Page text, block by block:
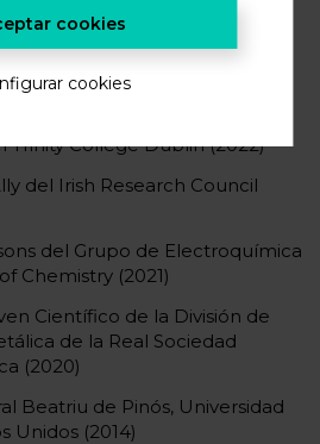
Oral, 44ª
sobre Química de
College Dublin (2022)
del Irish Research Council
del Grupo de Electroquímica
Chemistry (2021)
Científico de la División de
de la Real Sociedad
(2020)
Beatriu de Pinós, Universidad
Unidos (2014)
cookies
cookies